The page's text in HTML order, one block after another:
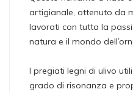
artigianale, ottenuto da
lavorati con tutta la
natura e il mondo
I pregiati legni di ulivo
grado di risonanza e